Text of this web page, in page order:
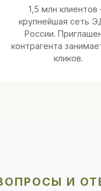
1,5 млн
крупнейшая сеть
России.
контрагента
кликов.
И